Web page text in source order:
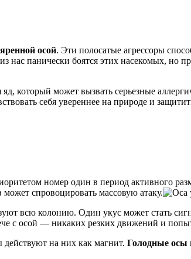
осой. Эти полосатые агрессоры
нас панически боятся этих насекомых, но
который может вызвать серьезные
себя увереннее на природе и
номер один в период активного
спровоцировать массовую атаку.
всю колонию. Один укус может стать
с осой — никаких резких движений и
на них как магнит. Голодные осы